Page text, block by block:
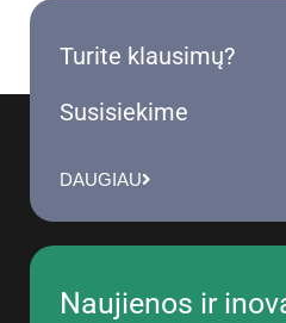
Turite klausimų?
Susisiekime
DAUGIAU
Naujienos ir